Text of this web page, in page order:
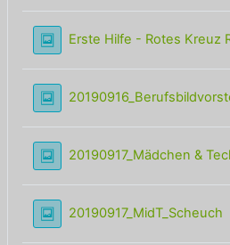
Erste Hilfe - Rotes Kreuz
20190917_Mädchen &
20190917_MidT_Scheuch